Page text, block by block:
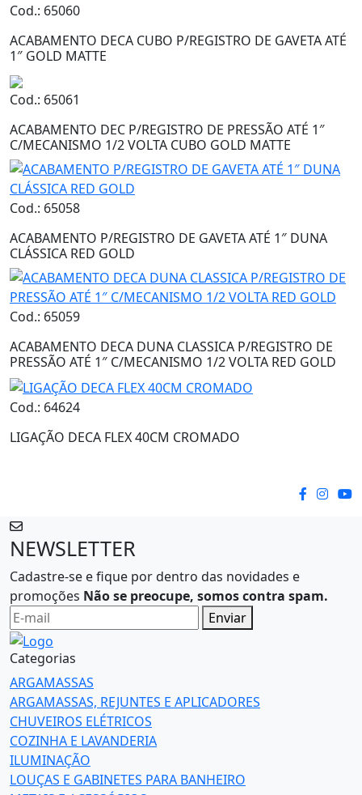
Cod.: 65060
ACABAMENTO DECA CUBO P/REGISTRO DE GAVETA ATÉ
1″ GOLD MATTE
Cod.: 65061
ACABAMENTO DEC P/REGISTRO DE PRESSÃO ATÉ 1″
C/MECANISMO 1/2 VOLTA CUBO GOLD MATTE
Cod.: 65058
ACABAMENTO P/REGISTRO DE GAVETA ATÉ 1″ DUNA
CLÁSSICA RED GOLD
Cod.: 65059
ACABAMENTO DECA DUNA CLASSICA P/REGISTRO DE
PRESSÃO ATÉ 1″ C/MECANISMO 1/2 VOLTA RED GOLD
Cod.: 64624
LIGAÇÃO DECA FLEX 40CM CROMADO
NEWSLETTER
Cadastre-se e fique por dentro das novidades e
promoções Não se preocupe, somos contra spam.
Enviar
Categorias
ARGAMASSAS
ARGAMASSAS, REJUNTES E APLICADORES
CHUVEIROS ELÉTRICOS
COZINHA E LAVANDERIA
ILUMINAÇÃO
LOUÇAS E GABINETES PARA BANHEIRO